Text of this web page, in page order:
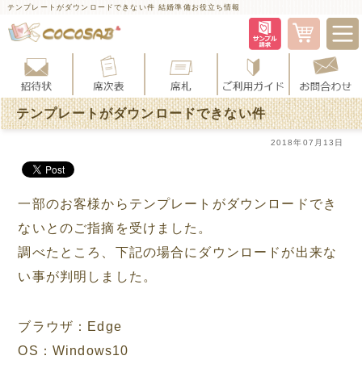
テンプレートがダウンロードできない件 結婚準備お役立ち情報
テンプレートがダウンロードできない件
2018年07月13日
一部のお客様からテンプレートがダウンロードでき
ないとのご指摘を受けました。
調べたところ、下記の場合にダウンロードが出来な
い事が判明しました。
ブラウザ：Edge
OS：Windows10